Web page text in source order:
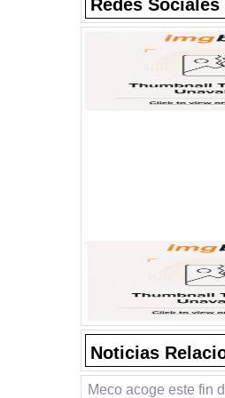
Redes Sociales
Noticias
Meco acoge este fin